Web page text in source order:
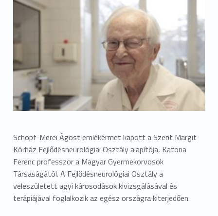
Schöpf-Merei Ágost emlékérmet kapott a Szent Margit
Kórház Fejlődésneurológiai Osztály alapítója, Katona
Ferenc professzor a Magyar Gyermekorvosok
Társaságától. A Fejlődésneurológiai Osztály a
veleszületett agyi károsodások kivizsgálásával és
terápiájával foglalkozik az egész országra kiterjedően.